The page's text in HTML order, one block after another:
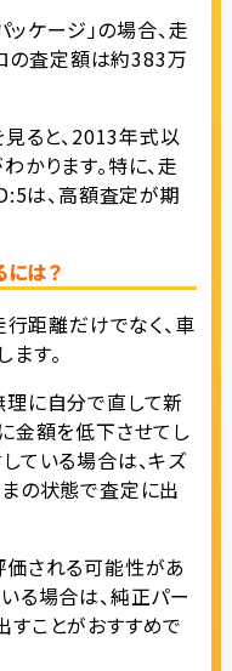
ケージ」の場合、走
の査定額は約383万
ると、2013年式以
かります。特に、走
は、高額査定が期
は？
距離だけでなく、車
す。
理に自分で直して新
金額を低下させてし
ている場合は、キズ
の状態で査定に出
価される可能性があ
る場合は、純正パー
すことがおすすめで